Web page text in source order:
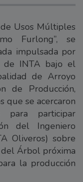
Usos Múltiples
Furlong”, se
impulsada por
de INTA bajo el
de Arroyo
de Producción,
que se acercaron
para participar
del Ingeniero
Oliveros) sobre
Árbol próxima
la producción